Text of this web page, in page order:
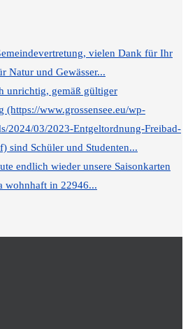
vielen Dank für Ihr
Natur und Gewässer...
unrichtig, gemäß gültiger
(https://www.grossensee.eu/wp-
2024/03/2023-Entgeltordnung-Freibad-
sind Schüler und Studenten...
endlich wieder unsere Saisonkarten
wohnhaft in 22946...